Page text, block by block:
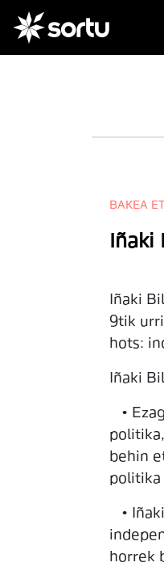
BAKEA
Iñaki
Iñaki
9tik
hots:
Iñaki
•
behin
politika
•
horrek